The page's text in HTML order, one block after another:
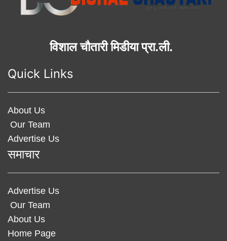
विशाल चौतारी मिडीया प्रा.ली.
Quick Links
About Us
Our Team
Advertise Us
समाचार
Advertise Us
Our Team
About Us
Home Page